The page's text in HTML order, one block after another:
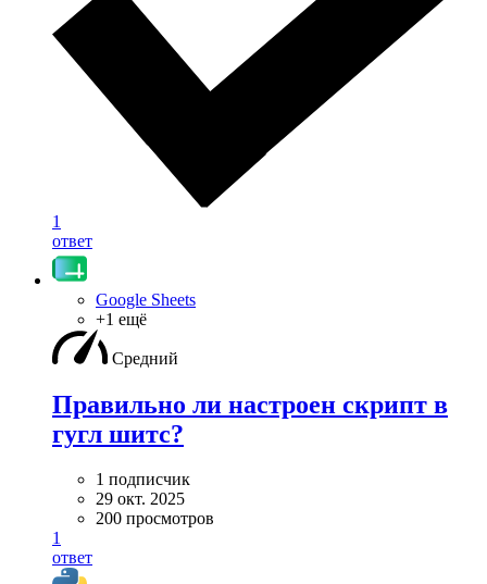
1
ответ
Google Sheets
+1 ещё
Средний
Правильно ли настроен скрипт в
гугл шитс?
1 подписчик
29 окт. 2025
200 просмотров
1
ответ